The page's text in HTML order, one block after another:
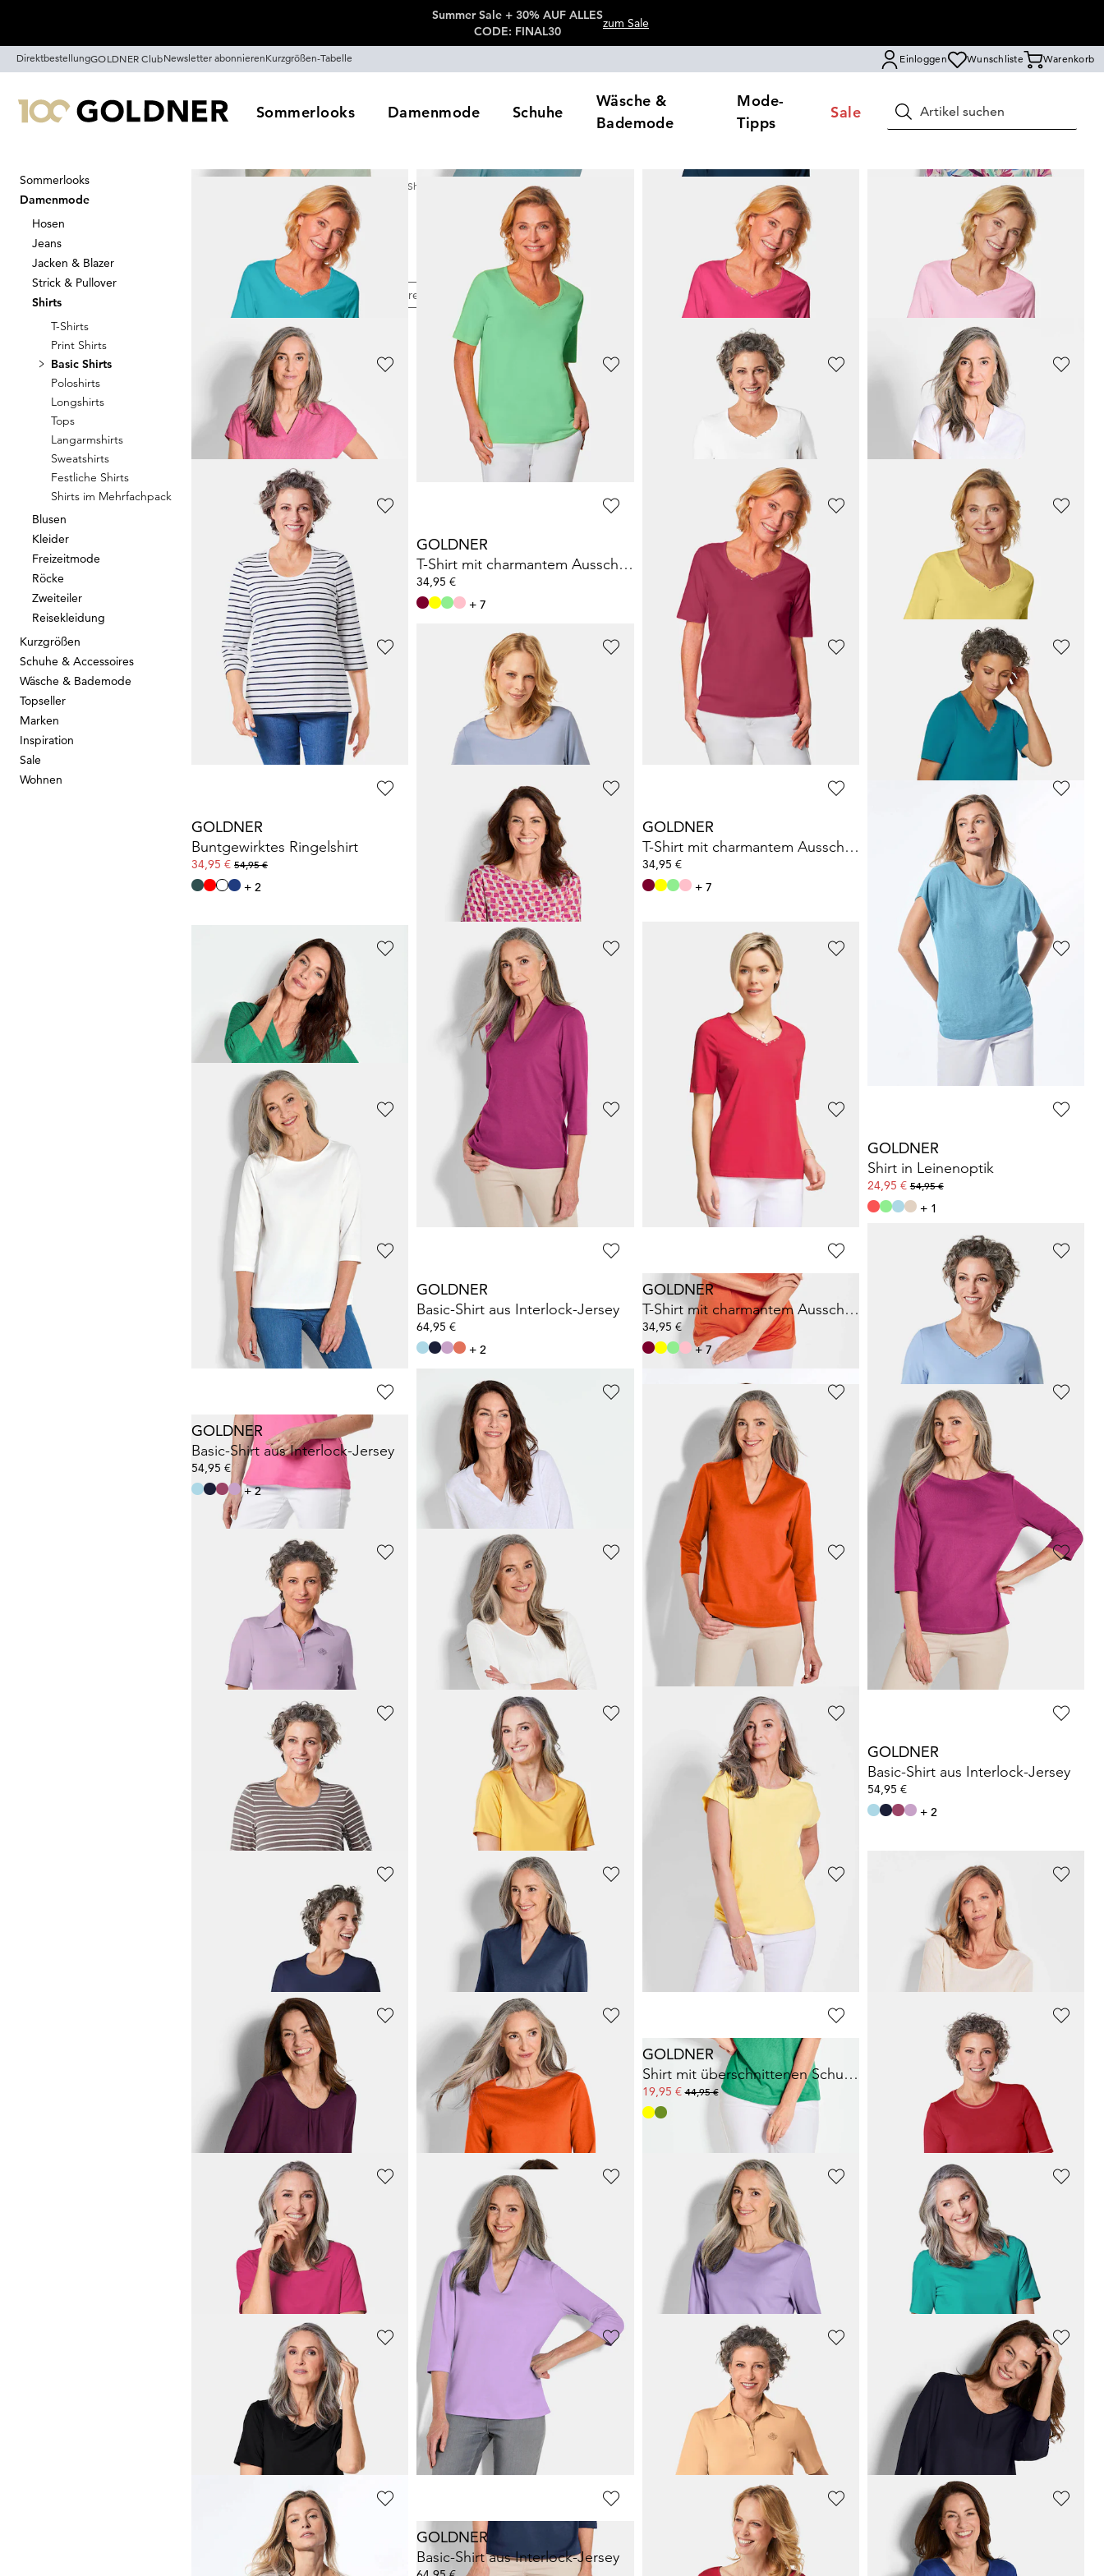
Summer Sale + 30% AUF ALLES
CODE: FINAL30
zum Sale
DirektbestellungGOLDNER ClubNewsletter abonnierenKurzgrößen-Tabelle Einloggen Wunschliste Warenkorb
Sommerlooks Damenmode Schuhe
Wäsche &
Bademode
Mode-
Tipps
Sale Suchen
Sommerlooks
Damenmode
Hosen
Jeans
Jacken & Blazer
Strick & Pullover
Shirts
T-Shirts
Print Shirts
Basic Shirts
Poloshirts
Longshirts
Tops
Langarmshirts
Sweatshirts
Festliche Shirts
Shirts im Mehrfachpack
Blusen
Kleider
Freizeitmode
Röcke
Zweiteiler
Reisekleidung
Kurzgrößen
Schuhe & Accessoires
Wäsche & Bademode
Topseller
Marken
Inspiration
Sale
Wohnen
Damenmode Shirts Basic Shirts
Basic Shirts 101
Sortieren Sale Farbe Preis
GOLDNER
Jersey-Shirt aus weicher Viskose
44,95 €54,95 €
GOLDNER
Jersey-Shirt aus weicher Viskose
54,95 €
GOLDNER
Jersey-Shirt im Doppelpack
79,95 €
+ 7
GOLDNER
T-Shirt mit charmantem Ausschnitt und Schmucksteinchen
34,95 €
+ 7
GOLDNER
+ 7
+ 7
GOLDNER
Shirt aus luftigem Viskosejersey
34,95 €54,95 €
GOLDNER
54,95 €
GOLDNER
+ 7
Shirt aus luftigem Viskosejersey
54,95 €
GOLDNER
Buntgewirktes Ringelshirt
34,95 € 54,95 €
+ 2
GOLDNER
Basic T-Shirts - 3er-Pack
79,95 €
30-Tage-Bestpreis**: 79,95 € (-10%)
GOLDNER
T-Shirt mit charmantem Ausschnitt und Schmucksteinchen
34,95 €
+ 7
+ 7
Shirt aus luftigem Viskosejersey
34,95 €64,95 €
30-Tage-Bestpreis**: 44,95 € (-22%)
GOLDNER
44,95 €
+ 5
30-Tage-Bestpreis**: 44,95 € (-22%)
Buntgewirktes Ringelshirt
54,95 €
+ 2
GOLDNER
GOLDNER
Stretchbequemes Poloshirt
44,95 €
+ 1
GOLDNER
Jersey-Shirt im Doppelpack
GOLDNER
54,95 €
GOLDNER
Shirt in Leinenoptik
24,95 €54,95 €
+ 1
GOLDNER
+ 5
GOLDNER
Basic-Shirt aus Interlock-Jersey
64,95 €
+ 2
GOLDNER
T-Shirt mit charmantem Ausschnitt und Schmucksteinchen
34,95 €
+ 7
Buntgewirktes Ringelshirt
54,95 €
GOLDNER
Basic-Shirt aus Interlock-Jersey
54,95 €
+ 2
GOLDNER
Shirt aus luftigem Viskosejersey
34,95 €64,95 €
30-Tage-Bestpreis**: 44,95 € (-22%)
GOLDNER
Shirt in Leinenoptik
24,95 € 54,95 €
+ 1
GOLDNER
34,95 €
+ 5
Stretchbequemes Poloshirt
44,95 €
GOLDNER
29,95 € 54,95 €
+ 1
30-Tage-Bestpreis**: 44,95 € (-33%)
GOLDNER
Shirt in Leinenoptik
54,95 €
+ 1
GOLDNER
34,95 €
+ 7
Buntgewirktes Ringelshirt
54,95 €
+ 2
44,95 €
+ 5
30-Tage-Bestpreis**: 44,95 € (-22%)
Basic-Shirt aus Interlock-Jersey
64,95 €
+ 2
30-Tage-Bestpreis**: 44,95 € (-22%)
GOLDNER
Basic-Shirt aus Interlock-Jersey
54,95 €
+ 2
GOLDNER
Basic-Shirt aus Interlock-Jersey
+ 2
Shirt aus luftigem Viskosejersey
Shirt in Crash-Optik
54,95 €
54,95 €
GOLDNER
Basic-Shirt aus Interlock-Jersey
24,95 € 54,95 €
+ 2
30-Tage-Bestpreis**: 34,95 € (-28%)
GOLDNER
Shirt mit überschnittenen Schultern
19,95 €44,95 €
GOLDNER
44,95 €
+ 5
30-Tage-Bestpreis**: 44,95 € (-22%)
GOLDNER
29,95 €54,95 €
+ 1
30-Tage-Bestpreis**: 34,95 €
GOLDNER
Basic-Shirt aus Interlock-Jersey
54,95 €
+ 2
GOLDNER
44,95 €
30-Tage-Bestpreis**: 44,95 € (-22%)
44,95 €
30-Tage-Bestpreis**: 44,95 € (-22%)
GOLDNER
Basic-Shirt aus Interlock-Jersey
54,95 €
+ 2
Stretchbequemes Poloshirt
44,95 €
GOLDNER
54,95 €
Shirt in Leinenoptik
GOLDNER
Basic-Shirt aus Interlock-Jersey
GOLDNER